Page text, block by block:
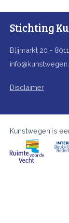
Stichting
Blijmarkt 20 -
Disclaimer
Kunstwegen is